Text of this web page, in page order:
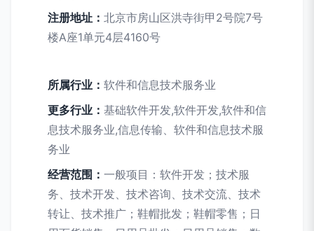
注册地址： 北京市房山区洪寺街甲2号院7号
楼A座1单元4层4160号
所属行业： 软件和信息技术服务业
更多行业： 基础软件开发,软件开发,软件和信
息技术服务业,信息传输、软件和信息技术服
务业
经营范围： 一般项目：软件开发；技术服
务、技术开发、技术咨询、技术交流、技术
转让、技术推广；鞋帽批发；鞋帽零售；日